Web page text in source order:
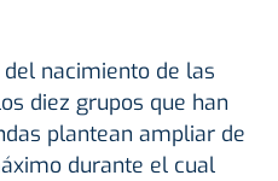
nacimiento de las
diez grupos que han
plantean ampliar de
durante el cual